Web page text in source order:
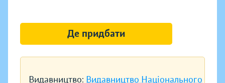
Видавництво: Видавництво Національного
Де придбати